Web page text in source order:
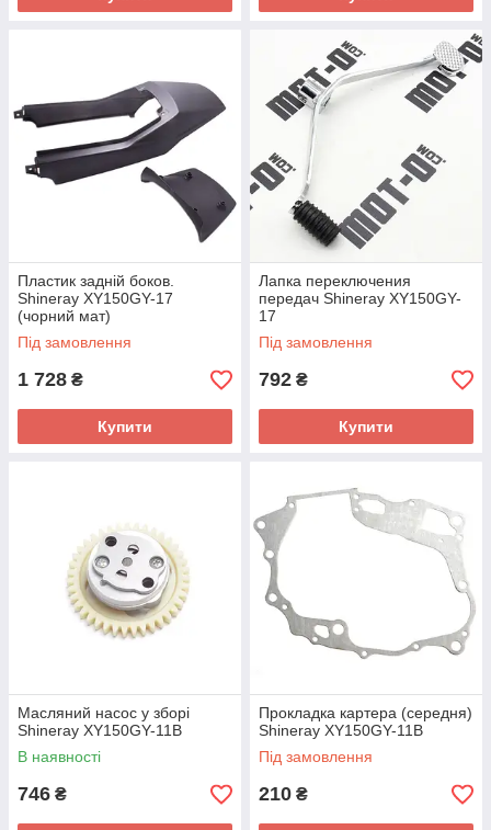
Пластик задній боков.
Shineray XY150GY-17
(чорний мат)
Під замовлення
1 728 ₴
Купити
Лапка переключения
передач Shineray XY150GY-
17
Під замовлення
792 ₴
Купити
Масляний насос у зборі
Shineray XY150GY-11B
В наявності
746 ₴
Прокладка картера (середня)
Shineray XY150GY-11B
Під замовлення
210 ₴